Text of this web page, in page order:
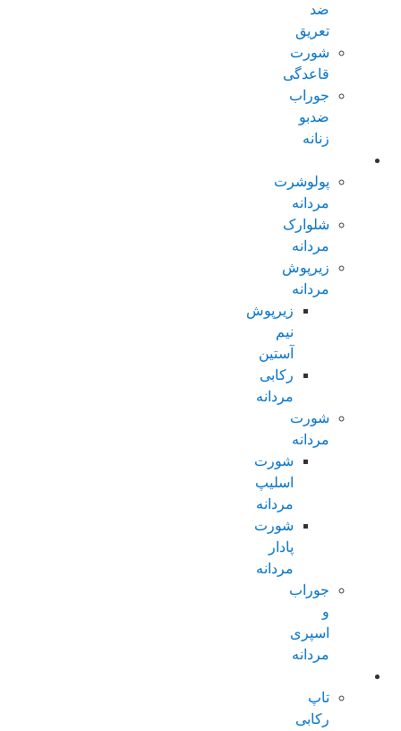
ضد
تعریق
شورت
قاعدگی
جوراب
ضدبو
زنانه
پولوشرت
مردانه
شلوارک
مردانه
زیرپوش
مردانه
زیرپوش
نیم
آستین
رکابی
مردانه
شورت
مردانه
شورت
اسلیپ
مردانه
شورت
پادار
مردانه
جوراب
و
اسپری
مردانه
تاپ
رکابی